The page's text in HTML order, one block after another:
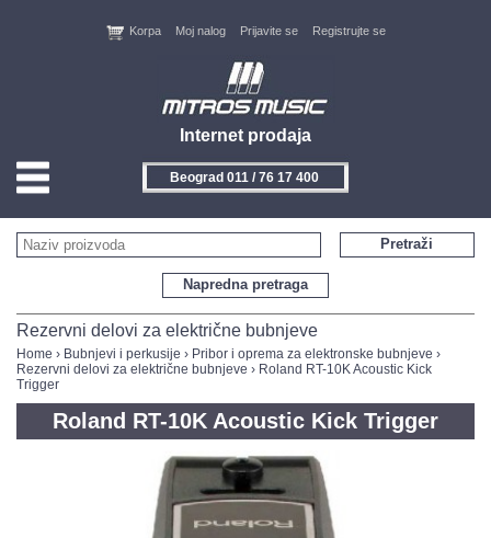
Internet prodaja
Korpa Moj nalog Prijavite se Registrujte se
Beograd 011 / 76 17 400
HOME
KONTAKT
PROIZVOĐAČI
AKCIJE
NOVITETI
FEEDBACK
GALERIJA
Napredna pretraga
Pretraži
Rezervni delovi za električne bubnjeve
Home › Bubnjevi i perkusije › Pribor i oprema za elektronske bubnjeve ›
Rezervni delovi za električne bubnjeve › Roland RT-10K Acoustic Kick
Trigger
Roland RT-10K Acoustic Kick Trigger